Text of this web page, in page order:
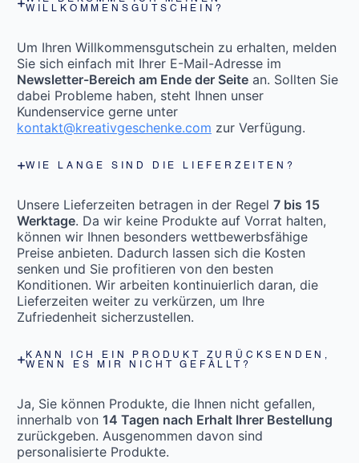
WILLKOMMENSGUTSCHEIN?
Um Ihren Willkommensgutschein zu erhalten, melden
Sie sich einfach mit Ihrer E-Mail-Adresse im
Newsletter-Bereich am Ende der Seite an. Sollten Sie
dabei Probleme haben, steht Ihnen unser
Kundenservice gerne unter
kontakt@kreativgeschenke.com zur Verfügung.
WIE LANGE SIND DIE LIEFERZEITEN?
Unsere Lieferzeiten betragen in der Regel 7 bis 15
Werktage. Da wir keine Produkte auf Vorrat halten,
können wir Ihnen besonders wettbewerbsfähige
Preise anbieten. Dadurch lassen sich die Kosten
senken und Sie profitieren von den besten
Konditionen. Wir arbeiten kontinuierlich daran, die
Lieferzeiten weiter zu verkürzen, um Ihre
Zufriedenheit sicherzustellen.
KANN ICH EIN PRODUKT ZURÜCKSENDEN,
WENN ES MIR NICHT GEFÄLLT?
Ja, Sie können Produkte, die Ihnen nicht gefallen,
innerhalb von 14 Tagen nach Erhalt Ihrer Bestellung
zurückgeben. Ausgenommen davon sind
personalisierte Produkte.